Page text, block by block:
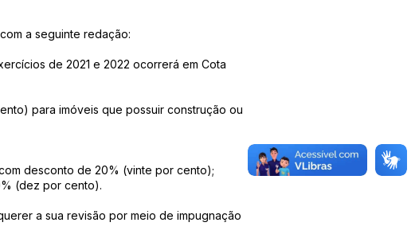
a seguinte redação:
de 2021 e 2022 ocorrerá em Cota
para imóveis que possuir construção ou
desconto de 20% (vinte por cento);
(dez por cento).
a sua revisão por meio de impugnação